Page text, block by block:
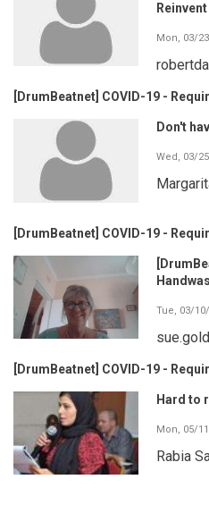
Reinvent
Mon, 03/
[DrumBeatnet] COVID-19 -
Don't
Wed, 03/
[DrumBeatnet] COVID-19 -
Tue, 03/
[DrumBeatnet] COVID-19 -
Hard to
Mon, 05/
Rabia